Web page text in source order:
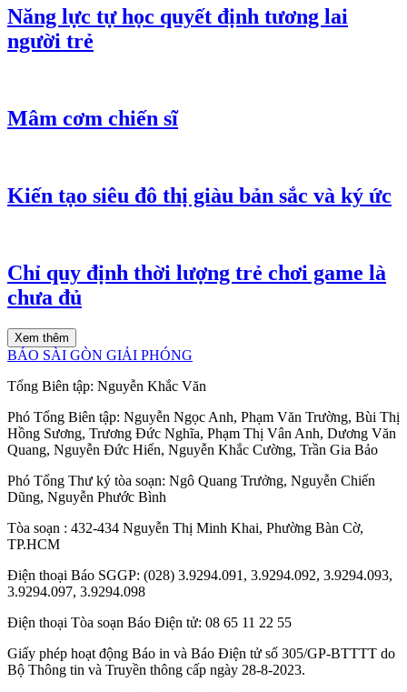
Năng lực tự học quyết định tương lai
người trẻ
Mâm cơm chiến sĩ
Kiến tạo siêu đô thị giàu bản sắc và ký ức
Chỉ quy định thời lượng trẻ chơi game là
chưa đủ
Xem thêm
BÁO SÀI GÒN GIẢI PHÓNG
Tổng Biên tập: Nguyễn Khắc Văn
Phó Tổng Biên tập: Nguyễn Ngọc Anh, Phạm Văn Trường, Bùi Thị
Hồng Sương, Trương Đức Nghĩa, Phạm Thị Vân Anh, Dương Văn
Quang, Nguyễn Đức Hiển, Nguyễn Khắc Cường, Trần Gia Bảo
Phó Tổng Thư ký tòa soạn: Ngô Quang Trưởng, Nguyễn Chiến
Dũng, Nguyễn Phước Bình
Tòa soạn : 432-434 Nguyễn Thị Minh Khai, Phường Bàn Cờ,
TP.HCM
Điện thoại Báo SGGP: (028) 3.9294.091, 3.9294.092, 3.9294.093,
3.9294.097, 3.9294.098
Điện thoại Tòa soạn Báo Điện tử: 08 65 11 22 55
Giấy phép hoạt động Báo in và Báo Điện tử số 305/GP-BTTTT do
Bộ Thông tin và Truyền thông cấp ngày 28-8-2023.